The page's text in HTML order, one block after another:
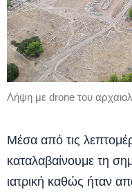
Λήψη με drone του
Μέσα από τις
καταλαβαίνουμε τη
ιατρική καθώς ήταν